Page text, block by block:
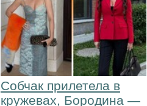
Собчак прилетела в
кружевах, Бородина —